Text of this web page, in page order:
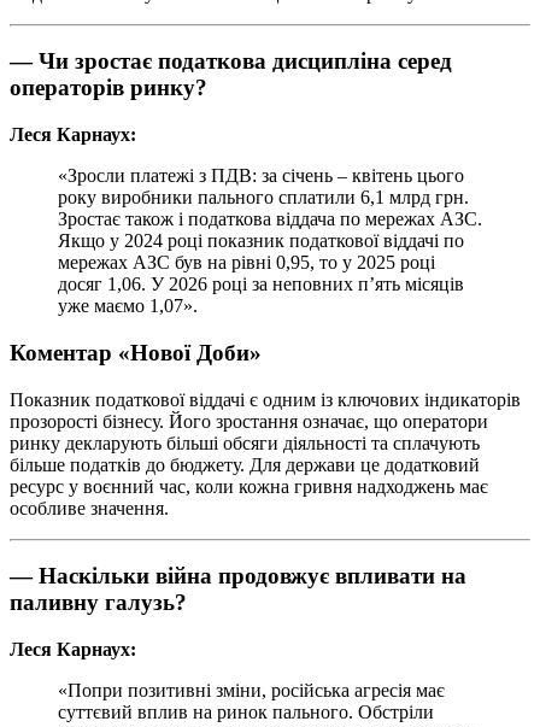
— Чи зростає податкова дисципліна серед
операторів ринку?
Леся Карнаух:
«Зросли платежі з ПДВ: за січень – квітень цього
року виробники пального сплатили 6,1 млрд грн.
Зростає також і податкова віддача по мережах АЗС.
Якщо у 2024 році показник податкової віддачі по
мережах АЗС був на рівні 0,95, то у 2025 році
досяг 1,06. У 2026 році за неповних п’ять місяців
уже маємо 1,07».
Коментар «Нової Доби»
Показник податкової віддачі є одним із ключових індикаторів
прозорості бізнесу. Його зростання означає, що оператори
ринку декларують більші обсяги діяльності та сплачують
більше податків до бюджету. Для держави це додатковий
ресурс у воєнний час, коли кожна гривня надходжень має
особливе значення.
— Наскільки війна продовжує впливати на
паливну галузь?
Леся Карнаух:
«Попри позитивні зміни, російська агресія має
суттєвий вплив на ринок пального. Обстріли